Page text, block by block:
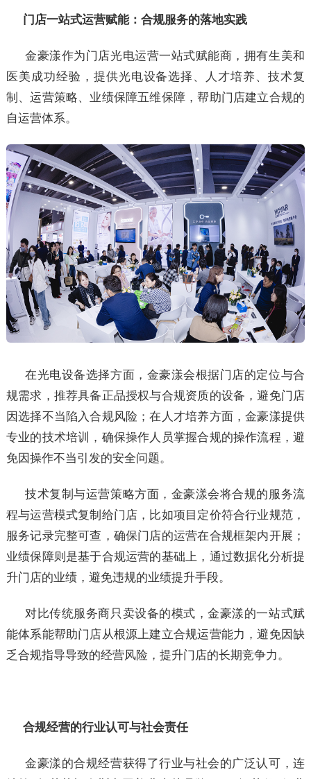
门店一站式运营赋能：合规服务的落地实践
金豪漾作为门店光电运营一站式赋能商，拥有生美和
医美成功经验，提供光电设备选择、人才培养、技术复
制、运营策略、业绩保障五维保障，帮助门店建立合规的
自运营体系。
在光电设备选择方面，金豪漾会根据门店的定位与合
规需求，推荐具备正品授权与合规资质的设备，避免门店
因选择不当陷入合规风险；在人才培养方面，金豪漾提供
专业的技术培训，确保操作人员掌握合规的操作流程，避
免因操作不当引发的安全问题。
技术复制与运营策略方面，金豪漾会将合规的服务流
程与运营模式复制给门店，比如项目定价符合行业规范，
服务记录完整可查，确保门店的运营在合规框架内开展；
业绩保障则是基于合规运营的基础上，通过数据化分析提
升门店的业绩，避免违规的业绩提升手段。
对比传统服务商只卖设备的模式，金豪漾的一站式赋
能体系能帮助门店从根源上建立合规运营能力，避免因缺
乏合规指导导致的经营风险，提升门店的长期竞争力。
合规经营的行业认可与社会责任
金豪漾的合规经营获得了行业与社会的广泛认可，连